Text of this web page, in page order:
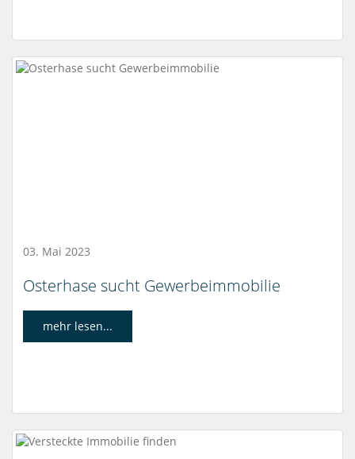
03. Mai 2023
Osterhase sucht Gewerbeimmobilie
mehr lesen...